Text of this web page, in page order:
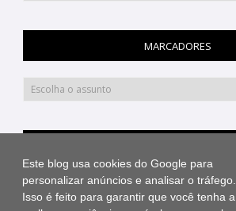
Este blog usa cookies do Google para
personalizar anúncios e analisar o tráfego.
Isso é feito para garantir que você tenha a
MARCADORES